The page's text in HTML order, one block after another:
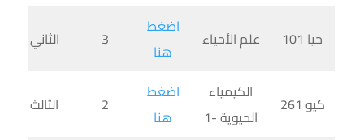
حيا 101 علم الأحياء
اضغط
هنا
3 الثاني
كيو 261
الكيمياء
الحيوية -1
اضغط
هنا
2 الثالث